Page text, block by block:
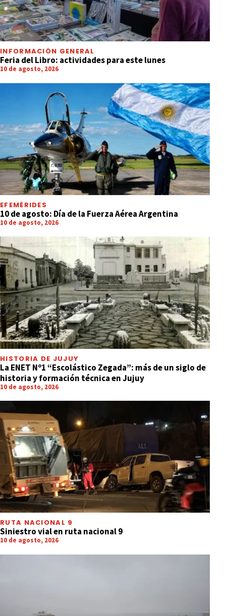
INFORMACIÓN GENERAL
Feria del Libro: actividades para este lunes
10 de agosto, 2026
EFEMÉRIDES
10 de agosto: Día de la Fuerza Aérea Argentina
10 de agosto, 2026
HISTORIA DE JUJUY
La ENET Nº1 “Escolástico Zegada”: más de un siglo de
historia y formación técnica en Jujuy
10 de agosto, 2026
RUTA NACIONAL 9
Siniestro vial en ruta nacional 9
10 de agosto, 2026